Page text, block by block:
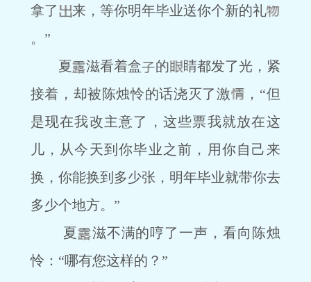
拿了
来，等你明年毕业送你个新的礼
。”
夏
滋看着盒 的
睛都发了光，紧
接着，却被陈烛怜的话浇灭了激
，“但
是现在我改主意了，这些票我就放在这
儿，从今天到你毕业之前，用你自己来
换，你能换到多少张，明年毕业就带你去
多少个地方。”
夏
滋不满的哼了一声，看向陈烛
怜：“哪有您这样的？”